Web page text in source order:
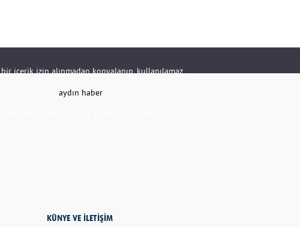
içerik izin alınmadan kopyalanıp, kullanılamaz.
aydın haber
KÜNYE VE İLETİŞİM